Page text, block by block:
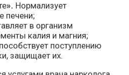
». Нормализует
печени;
в организм
калия и магния;
поступлению
защищает их.